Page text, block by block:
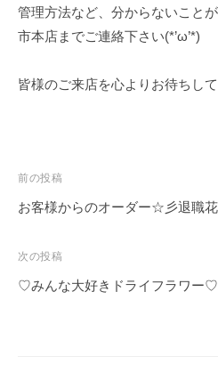
管理方法など、分からないこと
市本店までご連絡下さい(*’ω’*)
皆様のご来店を心よりお待ちし
前の投稿
お客様からのオーダー☆彡退職
次の投稿
♡みんな大好きドライフラワー♡